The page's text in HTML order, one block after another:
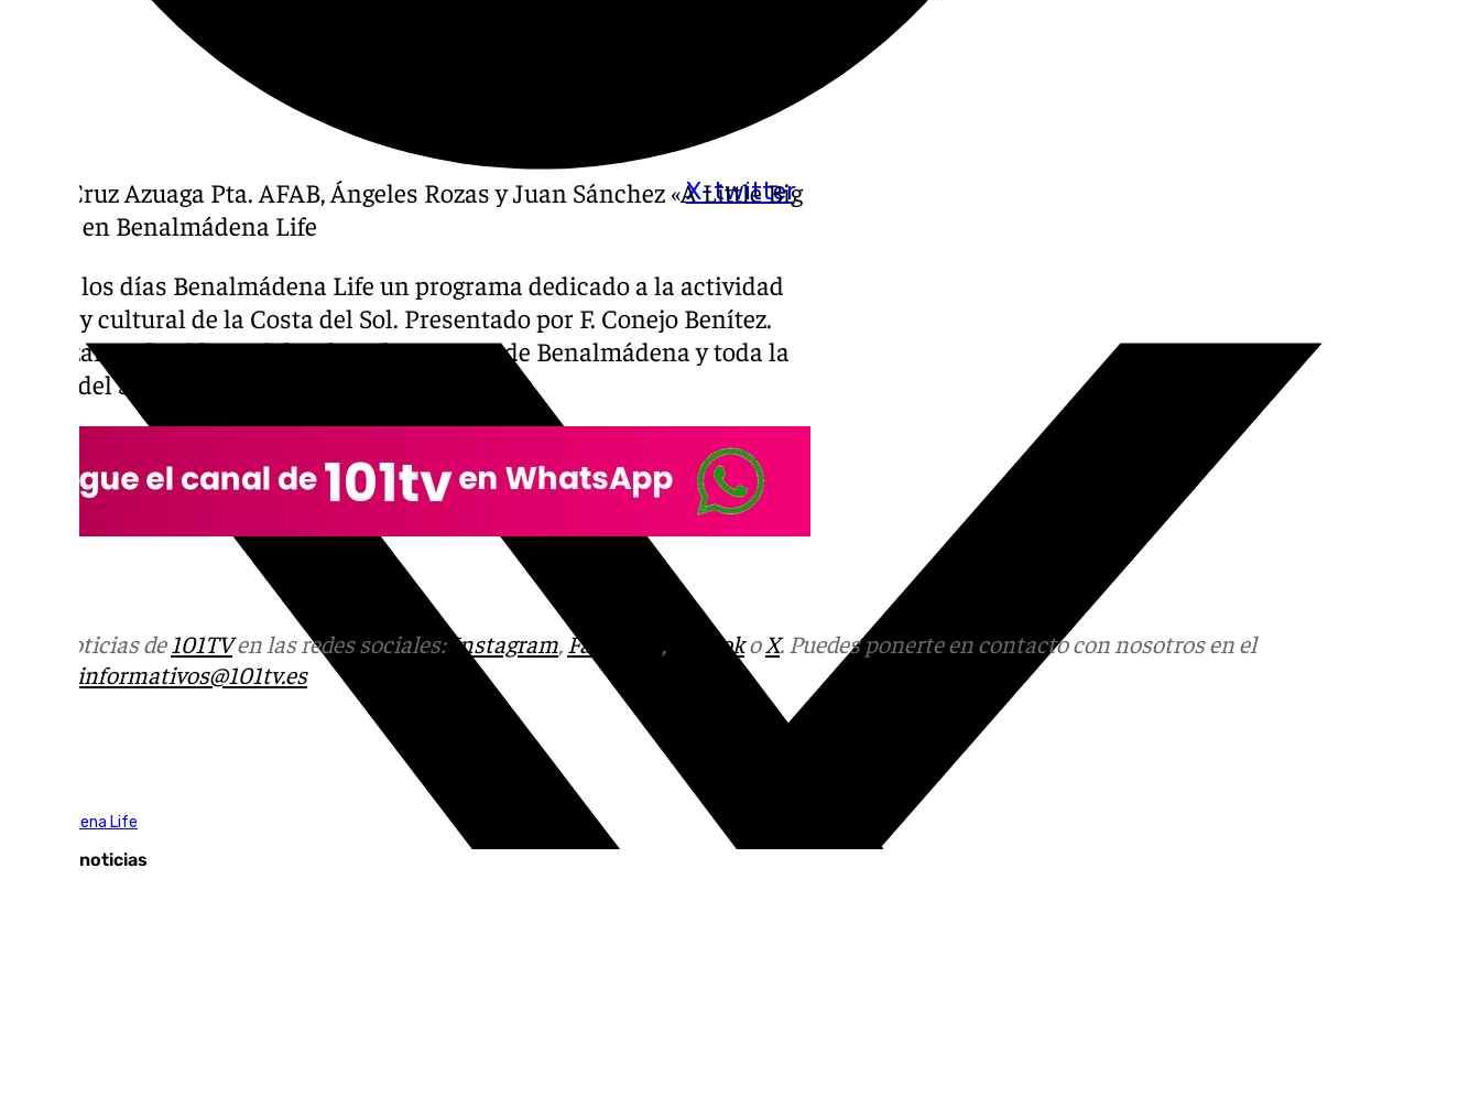
X-twitter
Mari Cruz Azuaga Pta. AFAB, Ángeles Rozas y Juan Sánchez «A Little Big
Band» en Benalmádena Life
Todos los días Benalmádena Life un programa dedicado a la actividad
social y cultural de la Costa del Sol. Presentado por F. Conejo Benítez.
Analizamos la vida social, cultural y eventos de Benalmádena y toda la
Costa del Sol.
Más noticias de 101TVen las redes sociales: Instagram, Facebook , Tik TokoX. Puedes ponerte en contacto con nosotros en el
informativos@101tv.es
Benalmádena Life
Últimas noticias